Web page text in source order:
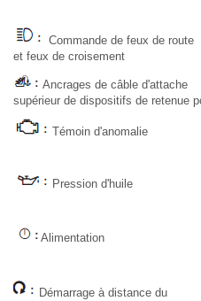
Commande de feux de route
et feux de croisement
Ancrages de câble d'attache
supérieur de dispositifs de retenue
Témoin d'anomalie
Pression d'huile
Alimentation
Démarrage à distance du